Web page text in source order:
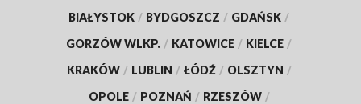
BIAŁYSTOK / BYDGOSZCZ / GDAŃSK /
GORZÓW WLKP. / KATOWICE / KIELCE /
KRAKÓW / LUBLIN / ŁÓDŹ / OLSZTYN /
OPOLE / POZNAŃ / RZESZÓW /